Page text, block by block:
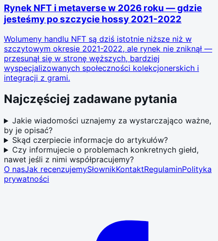
Rynek NFT i metaverse w 2026 roku — gdzie
jesteśmy po szczycie hossy 2021-2022
Wolumeny handlu NFT są dziś istotnie niższe niż w
szczytowym okresie 2021-2022, ale rynek nie zniknął —
przesunął się w stronę węższych, bardziej
wyspecjalizowanych społeczności kolekcjonerskich i
integracji z grami.
Najczęściej zadawane pytania
Jakie wiadomości uznajemy za wystarczająco ważne,
by je opisać?
Skąd czerpiecie informacje do artykułów?
Czy informujecie o problemach konkretnych giełd,
nawet jeśli z nimi współpracujemy?
O nasJak recenzujemySłownikKontaktRegulaminPolityka
prywatności